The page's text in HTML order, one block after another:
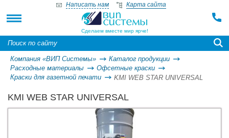
Сделаем вместе мир ярче!
Написать нам Карта сайта
Компания «ВИП Системы»
Каталог продукции
Расходные материалы
Офсетные краски
Краски для газетной печати
KMI WEB STAR UNIVERSAL
KMI WEB STAR UNIVERSAL